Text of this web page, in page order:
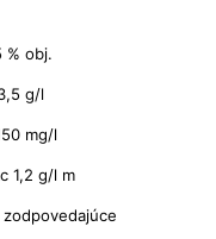
% obj.
g/l
mg/l
1,2 g/l m